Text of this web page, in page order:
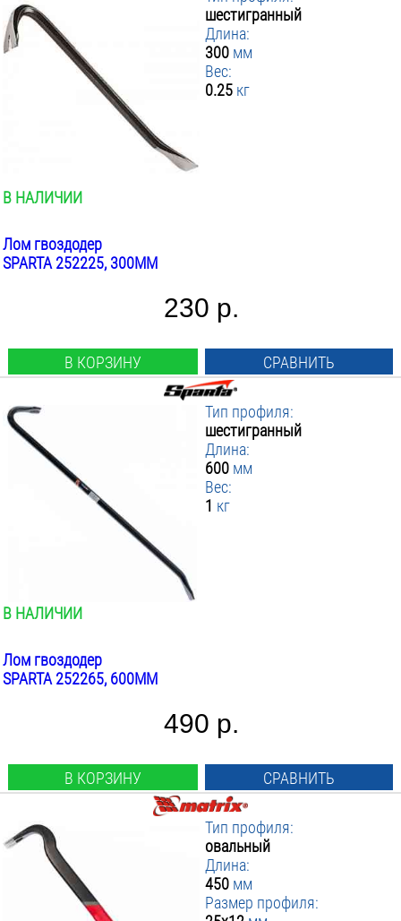
Производители
Gross
Россия
▼ Тип профиля:
Шестигранный
▼ Вес инструмента кг:
до
ПРИМЕНИТЬ ФИЛЬТР
шестигранный
Длина:
300 мм
Вес:
0.25 кг
В НАЛИЧИИ
Лом гвоздодер
SPARTA 252225, 300ММ
230 р.
В КОРЗИНУ СРАВНИТЬ
Тип профиля:
шестигранный
Длина:
600 мм
Вес:
1 кг
В НАЛИЧИИ
Лом гвоздодер
SPARTA 252265, 600ММ
490 р.
В КОРЗИНУ СРАВНИТЬ
Тип профиля:
овальный
Длина:
450 мм
Размер профиля: